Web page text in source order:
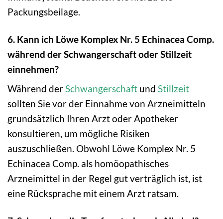
Packungsbeilage.
6. Kann ich Löwe Komplex Nr. 5 Echinacea Comp.
während der Schwangerschaft oder Stillzeit
einnehmen?
Während derSchwangerschaft und Stillzeit
sollten Sie vor der Einnahme von Arzneimitteln
grundsätzlich Ihren Arzt oder Apotheker
konsultieren, um mögliche Risiken
auszuschließen. Obwohl Löwe Komplex Nr. 5
Echinacea Comp. als homöopathisches
Arzneimittel in der Regel gut verträglich ist, ist
eine Rücksprache mit einem Arzt ratsam.